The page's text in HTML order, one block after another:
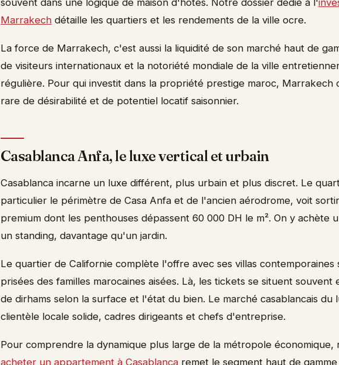
Marrakech détaille les quartiers et les rendements de la ville ocre.
La force de Marrakech, c'est aussi la liquidité de son marché haut de
de visiteurs internationaux et la notoriété mondiale de la ville
régulière. Pour qui investit dans la propriété prestige maroc, Marrakech
rare de désirabilité et de potentiel locatif saisonnier.
Casablanca Anfa, le luxe vertical et urbain
Casablanca incarne un luxe différent, plus urbain et plus discret. Le
particulier le périmètre de Casa Anfa et de l'ancien aérodrome, voit
premium dont les penthouses dépassent 60 000 DH le m². On y achète
un standing, davantage qu'un jardin.
Le quartier de Californie complète l'offre avec ses villas contemporaines
prisées des familles marocaines aisées. Là, les tickets se situent souvent
de dirhams selon la surface et l'état du bien. Le marché casablancais
clientèle locale solide, cadres dirigeants et chefs d'entreprise.
Pour comprendre la dynamique plus large de la métropole
acheter un appartement à Casablanca remet le segment haut de